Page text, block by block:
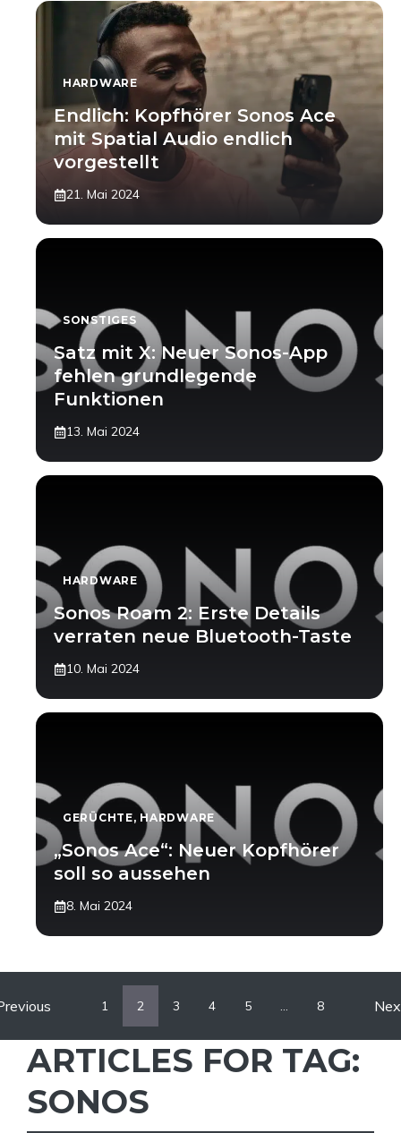
HARDWARE
Endlich: Kopfhörer Sonos Ace
mit Spatial Audio endlich
vorgestellt
21. Mai 2024
SONSTIGES
Satz mit X: Neuer Sonos-App
fehlen grundlegende
Funktionen
13. Mai 2024
HARDWARE
Sonos Roam 2: Erste Details
verraten neue Bluetooth-Taste
10. Mai 2024
GERÜCHTE, HARDWARE
„Sonos Ace“: Neuer Kopfhörer
soll so aussehen
8. Mai 2024
1 2 3 4 5 … 8
ARTICLES FOR TAG:
SONOS